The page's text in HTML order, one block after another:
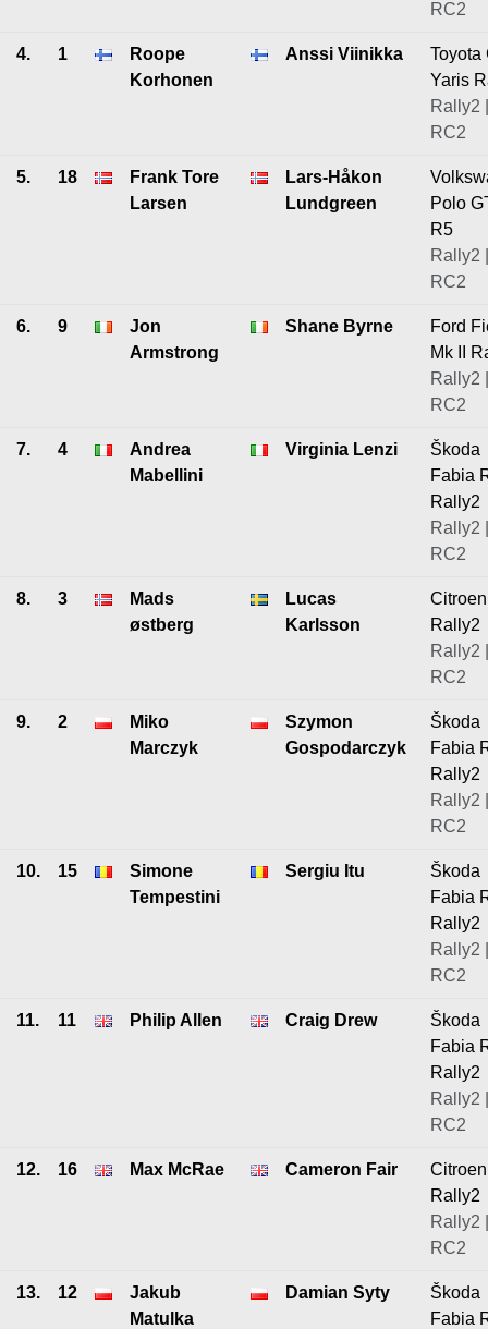
RC2
4. 1
Roope
Korhonen
Anssi Viinikka
Toyota
Yaris
Rally2 |
RC2
5. 18
Frank Tore
Larsen
Lars-Håkon
Lundgreen
Polo
R5
Rally2 |
RC2
6. 9
Jon
Armstrong
Shane Byrne
Ford
Mk II
Rally2 |
RC2
7. 4
Andrea
Mabellini
Virginia Lenzi
Škoda
Fabia
Rally2
Rally2 |
RC2
8. 3
Mads
østberg
Lucas
Karlsson
Rally2
Rally2 |
RC2
9. 2
Miko
Marczyk
Szymon
Gospodarczyk
Škoda
Fabia
Rally2
Rally2 |
RC2
10. 15
Simone
Tempestini
Sergiu Itu
Škoda
Fabia
Rally2
Rally2 |
RC2
11. 11 Philip Allen Craig Drew
Škoda
Fabia
Rally2
Rally2 |
RC2
12. 16 Max McRae Cameron Fair
Rally2
Rally2 |
RC2
13. 12
Jakub
Matulka
Damian Syty
Škoda
Fabia